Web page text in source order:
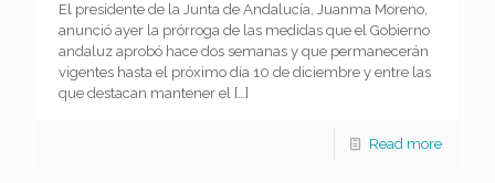
El presidente de la Junta de Andalucía, Juanma Moreno,
anunció ayer la prórroga de las medidas que el Gobierno
andaluz aprobó hace dos semanas y que permanecerán
vigentes hasta el próximo día 10 de diciembre y entre las
que destacan mantener el […]
Read more